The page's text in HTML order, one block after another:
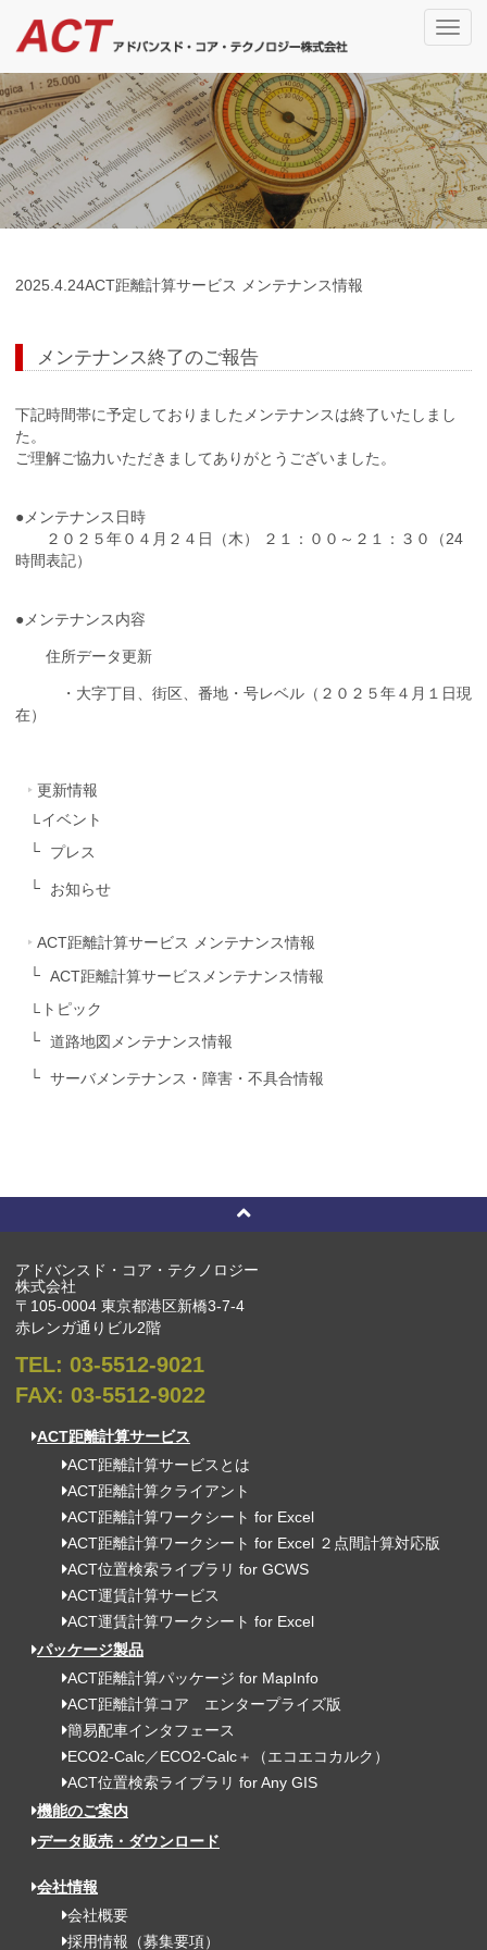
ナ
ビ
ー
シ
ョ
ン
の
切
替
－
2025. 4.24ACT距離計算サービス メンテナンス情報
メンテナンス終了のご報告
下記時間帯に予定しておりましたメンテナンスは終了いたしまし
た。
ご理解ご協力いただきましてありがとうございました。
●メンテナンス日時
２０２５年０４月２４日（木） ２１：００～２１：３０（24
時間表記）
●メンテナンス内容
住所データ更新
・大字丁目、街区、番地・号レベル（２０２５年４月１日現
在）
更新情報
イベント
プレス
お知らせ
ACT距離計算サービス メンテナンス情報
ACT距離計算サービスメンテナンス情報
トピック
道路地図メンテナンス情報
サーバメンテナンス・障害・不具合情報
アドバンスド・コア・テクノロジー
株式会社
〒105-0004 東京都港区新橋3-7-4
赤レンガ通りビル2階
TEL: 03-5512-9021
FAX: 03-5512-9022
ACT距離計算サービス
ACT距離計算サービスとは
ACT距離計算クライアント
ACT距離計算ワークシート for Excel
ACT距離計算ワークシート for Excel ２点間計算対応版
ACT位置検索ライブラリ for GCWS
ACT運賃計算サービス
ACT運賃計算ワークシート for Excel
パッケージ製品
ACT距離計算パッケージ for MapInfo
ACT距離計算コア エンタープライズ版
簡易配車インタフェース
ECO2-Calc／ECO2-Calc＋（エコエコカルク）
ACT位置検索ライブラリ for Any GIS
機能のご案内
データ販売・ダウンロード
会社情報
会社概要
採用情報（募集要項）